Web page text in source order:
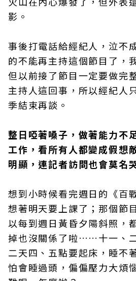
影。
事後打電話給經紀人，泣不
的不能再主持這個節目了，
但以前接了節目一定要做完
主持人這回事，所以經紀人
季結束再談。
整日啞著嗓子，做著能力不
工作，看所有人都變成假想
明顯，連記者訪問也會莫名
想到小時候看完週日的《百
想著明天要上課了；那個節
以每到週日黃昏夕陽斜照，
掉也沒關係了啦……十一、
二天四、五點要起床，睡不
怕會睡過頭，偏偏壓力大煩